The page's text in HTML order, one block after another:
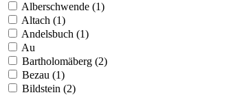
Alberschwende (1)
Altach (1)
Andelsbuch (1)
Au
Bartholomäberg (2)
Bezau (1)
Bildstein (2)